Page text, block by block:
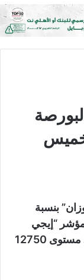
30 محدد الأوزان” بنسبة
مؤشر “إيجي
إكس 30 للعائد الكلي” بنسبة 0.71% عند مستوى 12750